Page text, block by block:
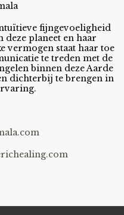
fijngevoeligheid
deze planeet en haar
vermogen staat haar toe
te treden met de
binnen deze Aarde
dichterbij te brengen in